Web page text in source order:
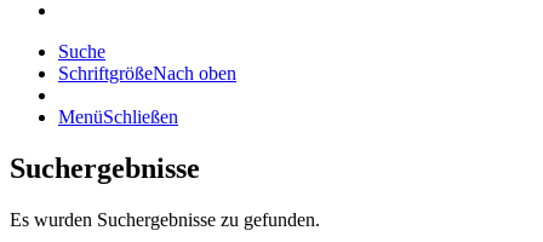
Suche
SchriftgrößeNach oben
MenüSchließen
Suchergebnisse
Es wurden Suchergebnisse zu gefunden.